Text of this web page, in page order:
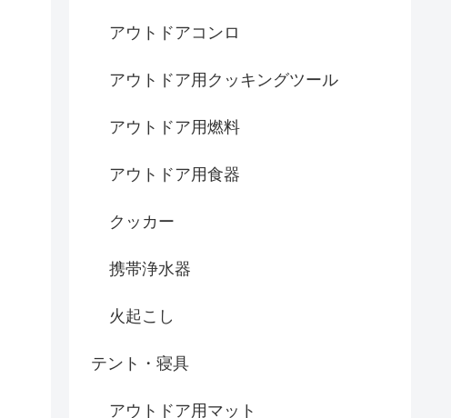
アウトドアコンロ
アウトドア用クッキングツール
アウトドア用燃料
アウトドア用食器
クッカー
携帯浄水器
火起こし
テント・寝具
アウトドア用マット